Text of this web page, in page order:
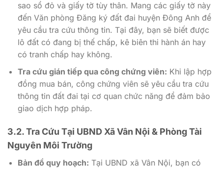
sao sổ đỏ và giấy tờ tùy thân. Mang các giấy tờ này
đến Văn phòng Đăng ký đất đai huyện Đông Anh để
yêu cầu tra cứu thông tin. Tại đây, bạn sẽ biết được
lô đất có đang bị thế chấp, kê biên thi hành án hay
có tranh chấp hay không.
Tra cứu gián tiếp qua công chứng viên: Khi lập hợp
đồng mua bán, công chứng viên sẽ yêu cầu tra cứu
thông tin đất đai tại cơ quan chức năng để đảm bảo
giao dịch hợp pháp.
3.2. Tra Cứu Tại UBND Xã Vân Nội & Phòng Tài
Nguyên Môi Trường
Bản đồ quy hoạch: Tại UBND xã Vân Nội, bạn có